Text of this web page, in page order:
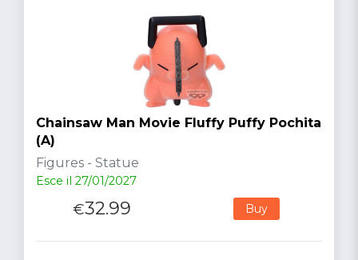
Chainsaw Man Movie Fluffy Puffy Pochita
(A)
Figures - Statue
Esce il 27/01/2027
€32.99 Buy